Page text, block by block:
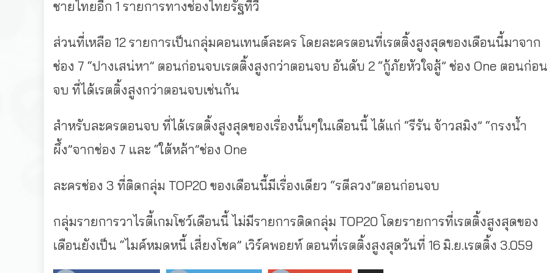
ชายไทยอีก 1 รายการทางช่องไทยรัฐทีวี
ส่วนที่เหลือ 12 รายการเป็นกลุ่มคอนเทนต์ละคร โดยละครตอนที่เรตติ้งสูงสุดของเดือนนี้มาจาก
ช่อง 7 “ปางเสน่หา” ตอนก่อนจบเรตติ้งสูงกว่าตอนจบ อันดับ 2 “กู้ภัยหัวใจสู้” ช่อง One ตอนก่อน
จบ ที่ได้เรตติ้งสูงกว่าตอนจบเช่นกัน
สำหรับละครตอนจบ ที่ได้เรตติ้งสูงสุดของเรื่องนั้นๆในเดือนนี้ ได้แก่ “รีรัน จ้าวสมิง” “กรงน้ำ
ผึ้ง”จากช่อง 7 และ “ใต้หล้า”ช่อง One
ละครช่อง 3 ที่ติดกลุ่ม TOP20 ของเดือนนี้มีเรื่องเดียว “รตีลวง”ตอนก่อนจบ
กลุ่มรายการวาไรตี้เกมโชว์เดือนนี้ ไม่มีรายการติดกลุ่ม TOP20 โดยรายการที่เรตติ้งสูงสุดของ
เดือนยังเป็น “ไมค์หมดหนี้ เสี่ยงโชค” เวิร์คพอยท์ ตอนที่เรตติ้งสูงสุดวันที่ 16 มิ.ย.เรตติ้ง 3.059